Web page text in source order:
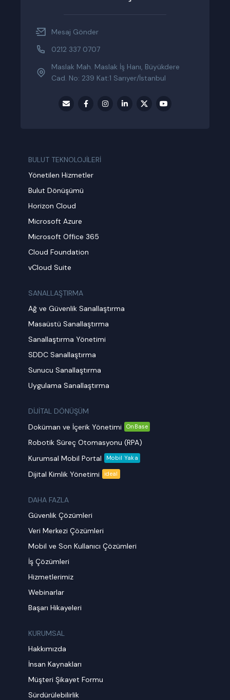
Mesaj Gönder
0212 337 0707
Maslak Mah. Maslak İş Hanı, Büyükdere
Cad. No: 239 Kat:1 Sarıyer/İstanbul
BULUT TEKNOLOJİLERİ
Yönetilen Hizmetler
Bulut Dönüşümü
Horizon Cloud
Microsoft Azure
Microsoft Office 365
Cloud Foundation
vCloud Suite
SANALLAŞTIRMA
Ağ ve Güvenlik Sanallaştırma
Masaüstü Sanallaştırma
Sanallaştırma Yönetimi
SDDC Sanallaştırma
Sunucu Sanallaştırma
Uygulama Sanallaştırma
DİJİTAL DÖNÜŞÜM
Doküman ve İçerik Yönetimi
OnBase
Robotik Süreç Otomasyonu (RPA)
Kurumsal Mobil Portal
Mobil Yaka
Dijital Kimlik Yönetimi ideal
DAHA FAZLA
Güvenlik Çözümleri
Veri Merkezi Çözümleri
Mobil ve Son Kullanıcı Çözümleri
İş Çözümleri
Hizmetlerimiz
Webinarlar
Başarı Hikayeleri
KURUMSAL
Hakkımızda
İnsan Kaynakları
Müşteri Şikayet Formu
Sürdürülebilirlik